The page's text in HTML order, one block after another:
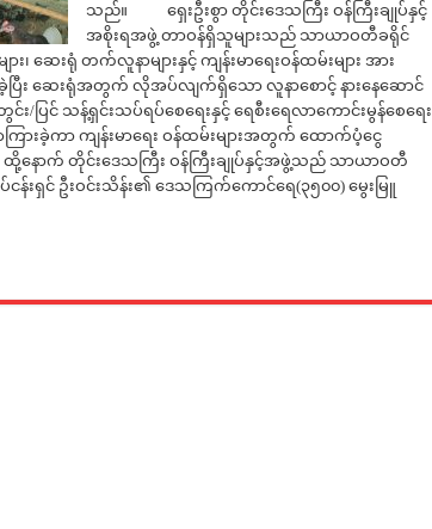
သည်။ ရှေးဦးစွာ တိုင်းဒေသကြီး ဝန်ကြီးချုပ်နှင့်
အစိုးရအဖွဲ့ တာဝန်ရှိသူများသည် သာယာဝတီခရိုင်
၊ ဆေးရုံ တက်လူနာများနှင့် ကျန်းမာရေးဝန်ထမ်းများ အား
းခဲ့ပြီး ဆေးရုံအတွက် လိုအပ်လျက်ရှိသော လူနာစောင့် နားနေဆောင်
း/ပြင် သန့်ရှင်းသပ်ရပ်စေရေးနှင့် ရေစီးရေလာကောင်းမွန်စေရေး
ြားခဲ့ကာ ကျန်းမာရေး ဝန်ထမ်းများအတွက် ထောက်ပံ့ငွေ
ာက် တိုင်းဒေသကြီး ဝန်ကြီးချုပ်နှင့်အဖွဲ့သည် သာယာဝတီ
ငန်းရှင် ဦးဝင်းသိန်း၏ ဒေသကြက်ကောင်ရေ(၃၅၀၀) မွေးမြူ